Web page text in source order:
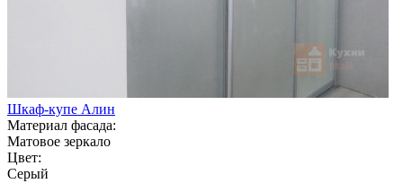
Шкаф-купе Алин
Материал фасада:
Матовое зеркало
Цвет:
Серый